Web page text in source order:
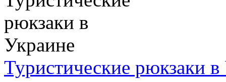
Туристические рюкзаки